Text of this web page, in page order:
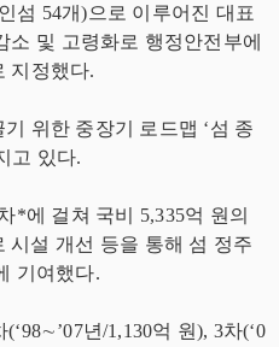
섬 54개)으로 이루어진 대표
및 고령화로 행정안전부에
지정했다.
위한 중장기 로드맵 ‘섬 종
고 있다.
*에 걸쳐 국비 5,335억 원의
시설 개선 등을 통해 섬 정주
기여했다.
년/1,130억 원), 3차(‘0